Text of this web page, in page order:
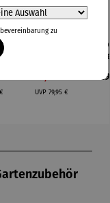
Bewertung von 4
Preis:
Strandkör
be
UVP Regulärer Preis:
79,95 €
zu